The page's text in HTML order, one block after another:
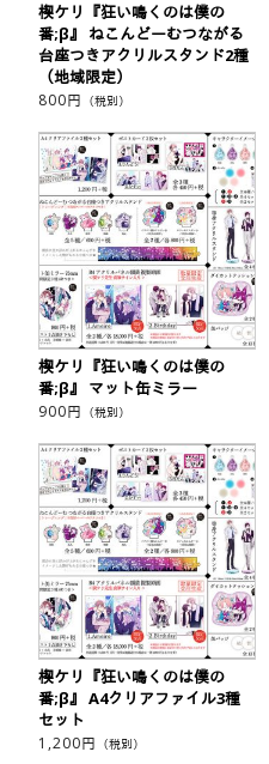
楔ケリ『狂い鳴くのは僕の
番;β』 ねこんどーむつながる
台座つきアクリルスタンド2種
（地域限定）
800円 （税別）
楔ケリ『狂い鳴くのは僕の
番;β』 マット缶ミラー
900円 （税別）
楔ケリ『狂い鳴くのは僕の
番;β』 A4クリアファイル3種
セット
1,200円 （税別）